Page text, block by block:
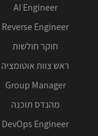
AI Engineer
Reverse Engineer
חוקר חולשות
ראש צוות אוטומציה
Group Manager
מהנדס תוכנה
DevOps Engineer